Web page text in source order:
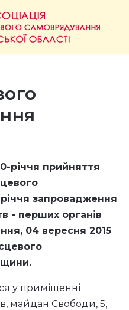
річчя прийняття
запровадження
- перших органів
04 вересня 2015
у приміщенні
майдан Свободи, 5,